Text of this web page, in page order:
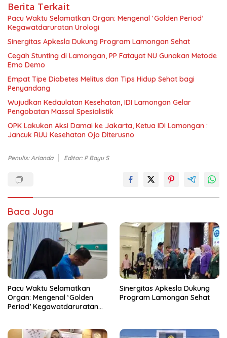
Berita Terkait
​Pacu Waktu Selamatkan Organ: Mengenal ‘Golden Period’
Kegawatdaruratan Urologi
Sinergitas Apkesla Dukung Program Lamongan Sehat
Cegah Stunting di Lamongan, PP Fatayat NU Gunakan Metode
Emo Demo
Empat Tipe Diabetes Melitus dan Tips Hidup Sehat bagi
Penyandang
Wujudkan Kedaulatan Kesehatan, IDI Lamongan Gelar
Pengobatan Massal Spesialistik
OPK Lakukan Aksi Damai ke Jakarta, Ketua IDI Lamongan :
Jancuk RUU Kesehatan Ojo Diterusno
Penulis: Arianda Editor: P Bayu S
Baca Juga
​Pacu Waktu Selamatkan
Organ: Mengenal ‘Golden
Period’ Kegawatdaruratan
Sinergitas Apkesla Dukung
Program Lamongan Sehat